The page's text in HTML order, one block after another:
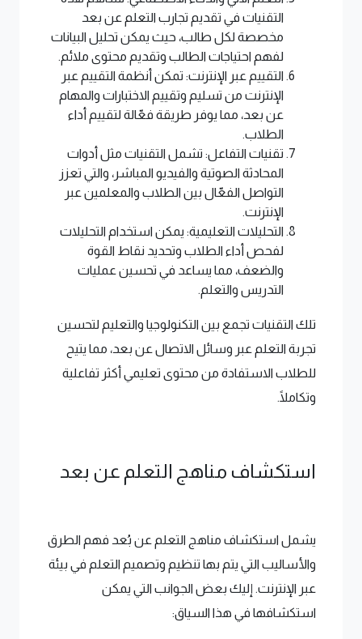
التقنيات في تقديم تجارب التعلم عن بعد
مخصصة لكل طالب، حيث يمكن تحليل البيانات
لفهم احتياجات الطالب وتقديم محتوى ملائم.
التقييم عبر الإنترنت: تمكن أنظمة التقييم عبر
الإنترنت من تسليم وتقييم الاختبارات والمهام
عن بعد، مما يوفر طريقة فعّالة لتقييم أداء
الطلاب.
تقنيات التفاعل: تشمل التقنيات مثل أدوات
المحادثة الصوتية والفيديو المباشر، والتي تعزز
التواصل الفعّال بين الطلاب والمعلمين عبر
الإنترنت.
التحليلات التعليمية: يمكن استخدام التحليلات
لفحص أداء الطلاب وتحديد نقاط القوة
والضعف، مما يساعد في تحسين عمليات
التدريس والتعلم.
تلك التقنيات تجمع بين التكنولوجيا والتعليم لتحسين
تجربة التعلم عبر وسائل الاتصال عن بعد، مما يتيح
للطلاب الاستفادة من محتوى تعليمي أكثر تفاعلية
وتكاملًا.
استكشاف مناهج التعلم عن بعد
يشمل استكشاف مناهج التعلم عن بُعد فهم الطرق
والأساليب التي يتم بها تنظيم وتصميم التعلم في بيئة
عبر الإنترنت. إليك بعض الجوانب التي يمكن
استكشافها في هذا السياق: